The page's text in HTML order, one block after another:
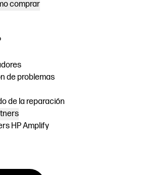
comprar
de problemas
de la reparación
HP Amplify